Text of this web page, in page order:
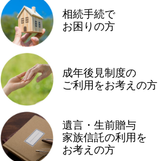
相続手続で
お困りの方
成年後見制度の
ご利用をお考えの方
遺言・生前贈与
家族信託の利用を
お考えの方